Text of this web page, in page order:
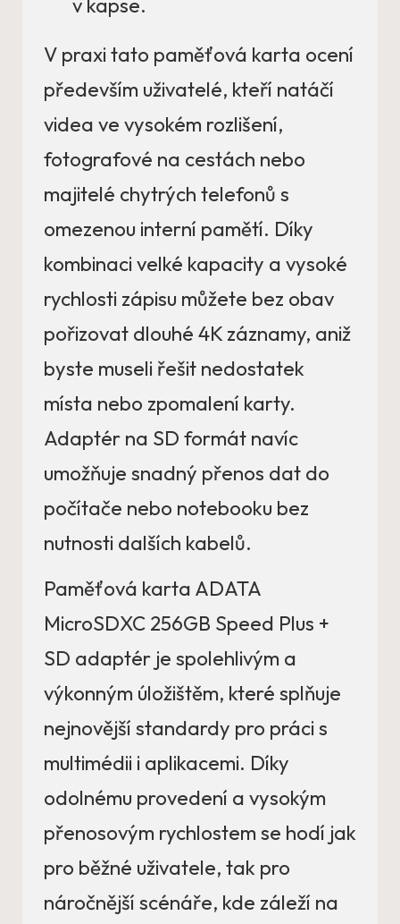
v kapse.
V praxi tato paměťová karta ocení
především uživatelé, kteří natáčí
videa ve vysokém rozlišení,
fotografové na cestách nebo
majitelé chytrých telefonů s
omezenou interní pamětí. Díky
kombinaci velké kapacity a vysoké
rychlosti zápisu můžete bez obav
pořizovat dlouhé 4K záznamy, aniž
byste museli řešit nedostatek
místa nebo zpomalení karty.
Adaptér na SD formát navíc
umožňuje snadný přenos dat do
počítače nebo notebooku bez
nutnosti dalších kabelů.
Paměťová karta ADATA
MicroSDXC 256GB Speed Plus +
SD adaptér je spolehlivým a
výkonným úložištěm, které splňuje
nejnovější standardy pro práci s
multimédii i aplikacemi. Díky
odolnému provedení a vysokým
přenosovým rychlostem se hodí jak
pro běžné uživatele, tak pro
náročnější scénáře, kde záleží na